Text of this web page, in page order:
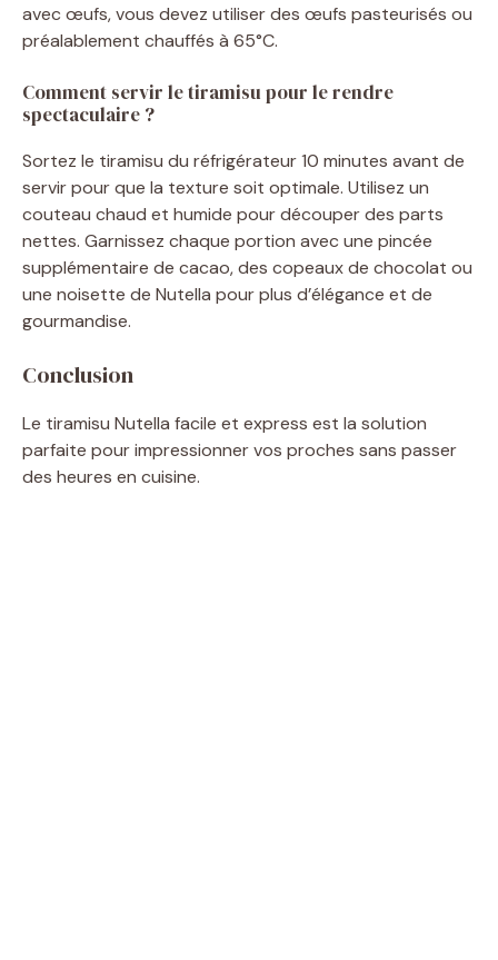
avec œufs, vous devez utiliser des œufs pasteurisés ou
préalablement chauffés à 65°C.
Comment servir le tiramisu pour le rendre
spectaculaire ?
Sortez le tiramisu du réfrigérateur 10 minutes avant de
servir pour que la texture soit optimale. Utilisez un
couteau chaud et humide pour découper des parts
nettes. Garnissez chaque portion avec une pincée
supplémentaire de cacao, des copeaux de chocolat ou
une noisette de Nutella pour plus d’élégance et de
gourmandise.
Conclusion
Le tiramisu Nutella facile et express est la solution
parfaite pour impressionner vos proches sans passer
des heures en cuisine.